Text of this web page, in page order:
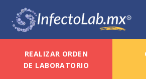
REALIZAR ORDEN
DE LABORATORIO